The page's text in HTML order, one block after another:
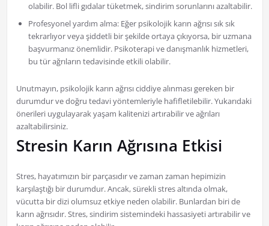
olabilir. Bol lifli gıdalar tüketmek, sindirim sorunlarını azaltabilir.
Profesyonel yardım alma: Eğer psikolojik karın ağrısı sık sık
tekrarlıyor veya şiddetli bir şekilde ortaya çıkıyorsa, bir uzmana
başvurmanız önemlidir. Psikoterapi ve danışmanlık hizmetleri,
bu tür ağrıların tedavisinde etkili olabilir.
Unutmayın, psikolojik karın ağrısı ciddiye alınması gereken bir
durumdur ve doğru tedavi yöntemleriyle hafifletilebilir. Yukarıdaki
önerileri uygulayarak yaşam kalitenizi artırabilir ve ağrıları
azaltabilirsiniz.
Stresin Karın Ağrısına Etkisi
Stres, hayatımızın bir parçasıdır ve zaman zaman hepimizin
karşılaştığı bir durumdur. Ancak, sürekli stres altında olmak,
vücutta bir dizi olumsuz etkiye neden olabilir. Bunlardan biri de
karın ağrısıdır. Stres, sindirim sistemindeki hassasiyeti artırabilir ve